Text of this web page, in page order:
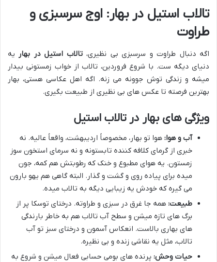
تالاب استیل در بهار: اوج سرسبزی و
طراوت
اگه دنبال طراوت و سرسبزی بی نظیری،تالاب استیل در بهار یه
دنیای دیگه ست. با شروع فروردین، تالاب از خواب زمستونی بیدار
میشه و زندگی توش جوونه می زنه. اگه اهل عکاسی هستی، بهار
بهترین فرصته تا عکس های بی نظیری از طبیعت بگیری.
ویژگی های بهار در تالاب استیل
آب و هوا: هوا تو بهار، مخصوصاً اردیبهشت، واقعاً عالیه. نه
خبری از گرمای کلافه کننده تابستونه و نه سرمای استخون سوز
زمستون. یه هوای مطبوع و خنک که رطوبتش هم کمه، جون
میده برای پیاده روی و گشت و گذار. البته گاهی هم یهو بارون
می گیره که خودش یه زیبایی دیگه به تالاب میده.
طبیعت: همه جا غرق در سبزی و طراوته. درختای توسکا پر از
برگ های تازه میشن و سطح آب تالاب هم به خاطر بارندگی
های بهاری بالاست. انعکاس آسمون و درختای سبز تو آب
تالاب، مثل یه نقاشی زنده و بی نظیره.
حیات وحش: پرنده های بومی حسابی فعال میشن و شروع به